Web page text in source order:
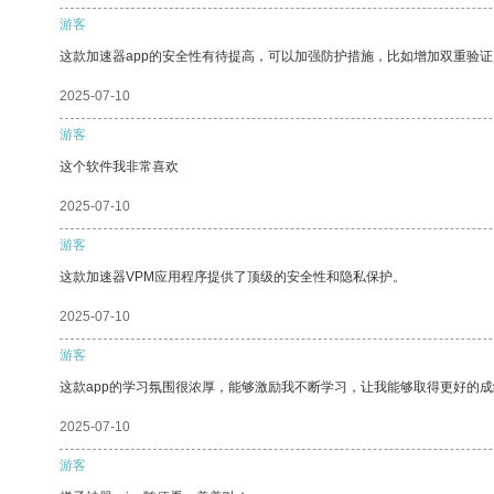
游客
这款加速器app的安全性有待提高，可以加强防护措施，比如增加双重验
2025-07-10
游客
这个软件我非常喜欢
2025-07-10
游客
这款加速器VPM应用程序提供了顶级的安全性和隐私保护。
2025-07-10
游客
这款app的学习氛围很浓厚，能够激励我不断学习，让我能够取得更好的
2025-07-10
游客